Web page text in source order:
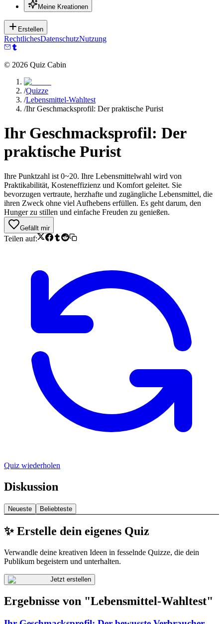
Meine Kreationen
Erstellen
RechtlichesDatenschutzNutzung
© 2026 Quiz Cabin
/Quizze
/Lebensmittel-Wahltest
/Ihr Geschmacksprofil: Der praktische Purist
Ihr Geschmacksprofil: Der
praktische Purist
Ihre Punktzahl ist 0~20. Ihre Lebensmittelwahl wird von
Praktikabilität, Kosteneffizienz und Komfort geleitet. Sie
bevorzugen vertraute, herzhafte und zugängliche Lebensmittel, die
ihren Zweck ohne viel Aufhebens erfüllen. Es geht darum, den
Hunger zu stillen und einfache Freuden zu genießen.
Gefällt mir
Teilen auf:
Quiz wiederholen
Diskussion
Neueste Beliebteste
✨ Erstelle dein eigenes Quiz
Verwandle deine kreativen Ideen in fesselnde Quizze, die dein
Publikum begeistern und unterhalten.
Jetzt erstellen
Ergebnisse von "Lebensmittel-Wahltest"